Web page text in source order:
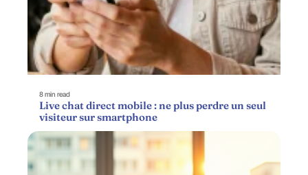
8 min read
Live chat direct mobile : ne plus perdre un seul
visiteur sur smartphone